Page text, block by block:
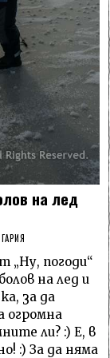
на лед
„Ну, погоди“
на лед и
за да
огромна
ли? :) Е, в
:) За да няма